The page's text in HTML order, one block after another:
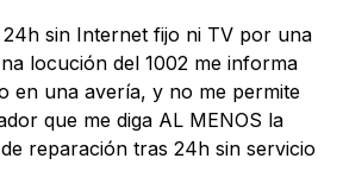
24h sin Internet fijo ni TV por una
locución del 1002 me informa
en una avería, y no me permite
que me diga AL MENOS la
reparación tras 24h sin servicio